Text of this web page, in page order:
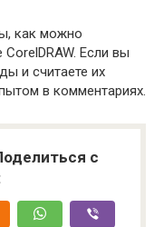
как можно
Если вы
и считаете их
в комментариях.
с